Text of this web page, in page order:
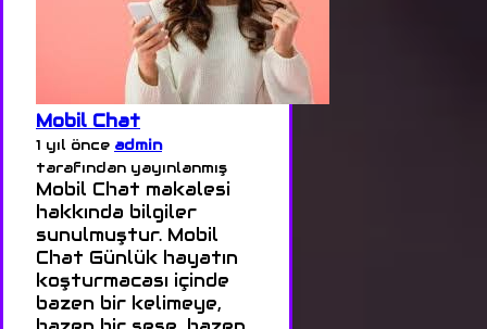
Mobil Chat
1 yıl önce admin
tarafından yayınlanmış
Mobil Chat makalesi
hakkında bilgiler
sunulmuştur. Mobil
Chat Günlük hayatın
koşturmacası içinde
bazen bir kelimeye,